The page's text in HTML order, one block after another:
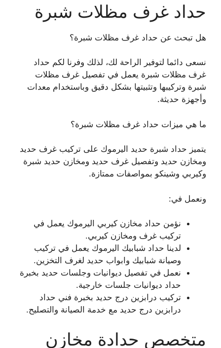
حداد غرف مظلات شبرة
هل تبحث عن حداد غرف مظلات شبرة؟
نسعى دائما لتوفير الراحة لك، لذلك وفرنا لكم حداد
غرف مظلات شبرة يعمل في تفصيل غرف مظلات
شبرة وتركيبها وتثبيتها بشكل دقيق وباستخدام معدات
وأجهزة حديثة.
ما هي ميزات حداد غرف مظلات شبرة؟
يتميز حداد شبرة حديد اليرموك على تركيب غرف حديد
ومخازن حديد وتفصيل غرف حديد ومخازن حديد شبرة
وكيربي وشينكو بمواصفات ممتازة.
ونعمل في:
نؤمن حداد مخازن كيربي اليرموك يعمل في
تركيب غرف ومخازن كيربي.
لدينا حداد شبابيك اليرموك يعمل في تركيب
وصيانة شبابيك وابواب حديد لغرف التخزين.
نعمل في تفصيل ديوانيات وجلسات حديد بخبرة
حداد ديوانيات جلسات خارجية.
تركيب درابزين درج حديد بخبرة فني حداد
درابزين درج حديد مع خدمة الصيانة والتصليح.
متخصص حدادة مخازن